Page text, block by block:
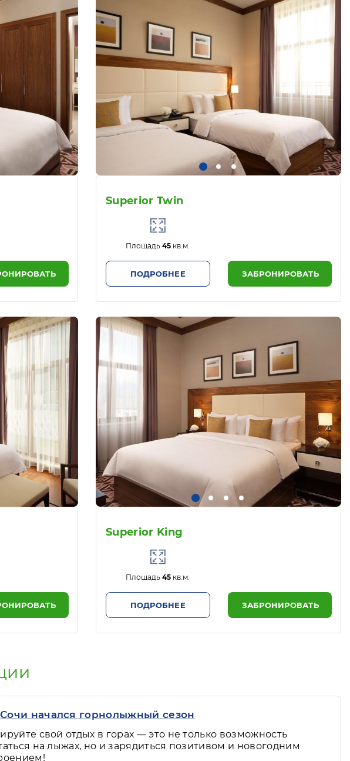
Superior Twin
Площадь45 кв.м.
ПОДРОБНЕЕ ЗАБРОНИРОВАТЬ
Superior King
Площадь45 кв.м.
ПОДРОБНЕЕ ЗАБРОНИРОВАТЬ
начался горнолыжный сезон
свой отдых в горах — это не только возможность
на лыжах, но и зарядиться позитивом и новогодним